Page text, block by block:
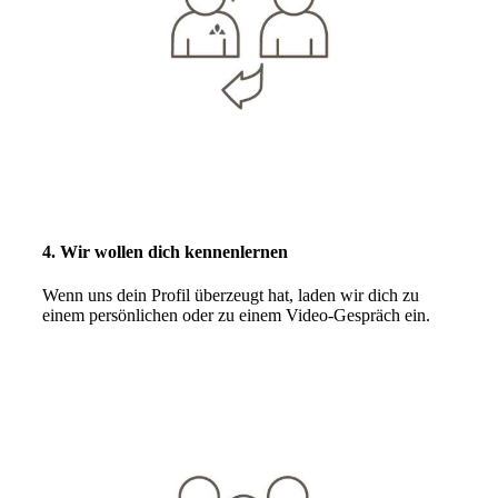
4. Wir wollen dich kennenlernen
Wenn uns dein Profil überzeugt hat, laden wir dich zu
einem persönlichen oder zu einem Video-Gespräch ein.​